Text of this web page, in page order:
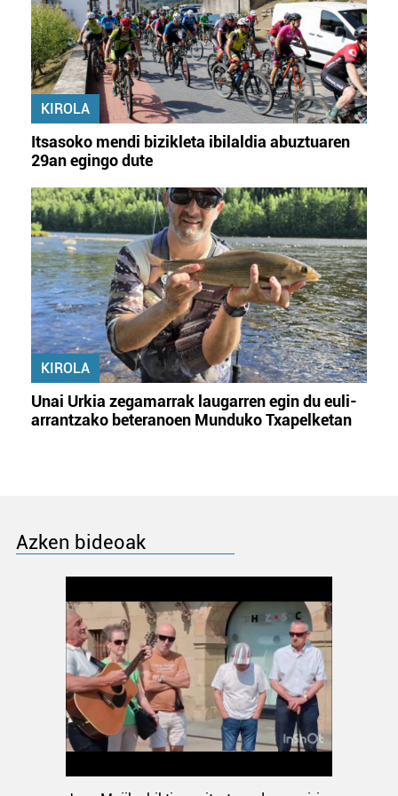
buruzko informazio gehiago eta ezarri zure lehentasunak
datuen atalean. Edozein unetan alda edo ken dezakezu
zure baimena Cookieen adierazpenean.
Webgune honek cookie propioak eta hirugarrenen cookie-
zerbitzuak hobetzeko asmoz, cookie teknologiaz
baliatzen gara. Ohar hau onartuz gero, teknologia hori
erabiltzeko baimen esplizitua ematen diguzu.Gehiago
irakurri
KIROLA
Itsasoko mendi bizikleta ibilaldia abuztuaren
29an egingo dute
KIROLA
Unai Urkia zegamarrak laugarren egin du euli-
arrantzako beteranoen Munduko Txapelketan
Azken bideoak